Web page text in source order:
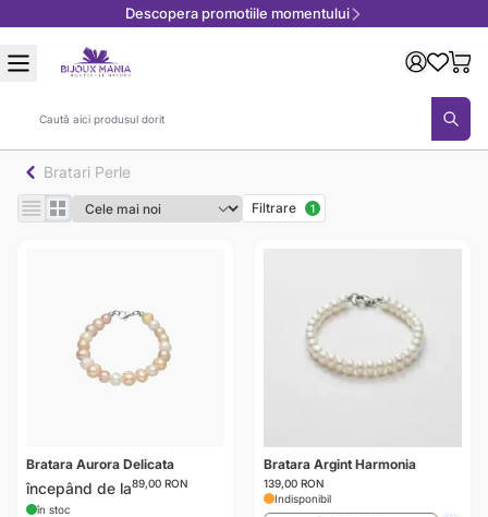
Descopera promotiile momentului
Căutare
Bratari Perle
Filtrare 1
Bratara Aurora Delicata
începând de la89,00 RON
în stoc
Bratara Argint Harmonia
139,00 RON
Indisponibil